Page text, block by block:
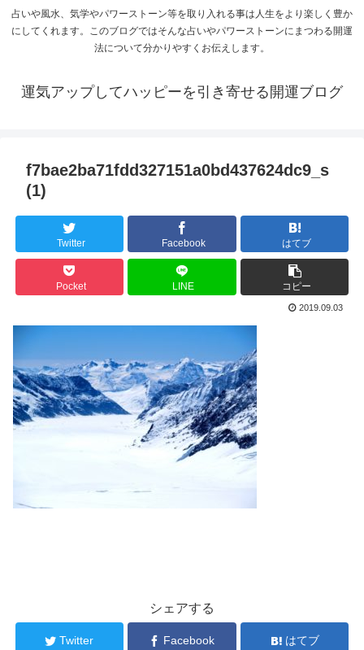
占いや風水、気学やパワーストーン等を取り入れる事は人生をより楽しく豊か
にしてくれます。このブログではそんな占いやパワーストーンにまつわる開運
法について分かりやすくお伝えします。
運気アップしてハッピーを引き寄せる開運ブログ
f7bae2ba71fdd327151a0bd437624dc9_s
(1)
Twitter Facebook はてブ
Pocket LINE コピー
2019.09.03
シェアする
Twitter Facebook はてブ